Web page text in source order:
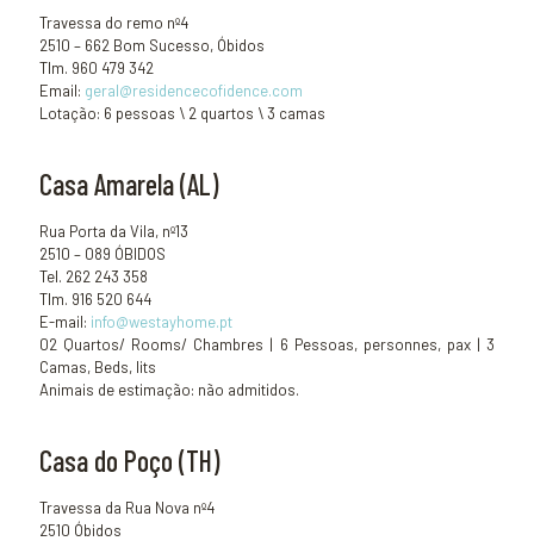
Travessa do remo nº4
2510 – 662 Bom Sucesso, Óbidos
Tlm. 960 479 342
Email: geral@residencecofidence.com
Lotação: 6 pessoas \ 2 quartos \ 3 camas
Casa Amarela (AL)
Rua Porta da Vila, nº13
2510 – 089 ÓBIDOS
Tel. 262 243 358
Tlm. 916 520 644
E-mail: info@westayhome.pt
02 Quartos/ Rooms/ Chambres | 6 Pessoas, personnes, pax | 3
Camas, Beds, lits
Animais de estimação: não admitidos.
Casa do Poço (TH)
Travessa da Rua Nova nº4
2510 Óbidos